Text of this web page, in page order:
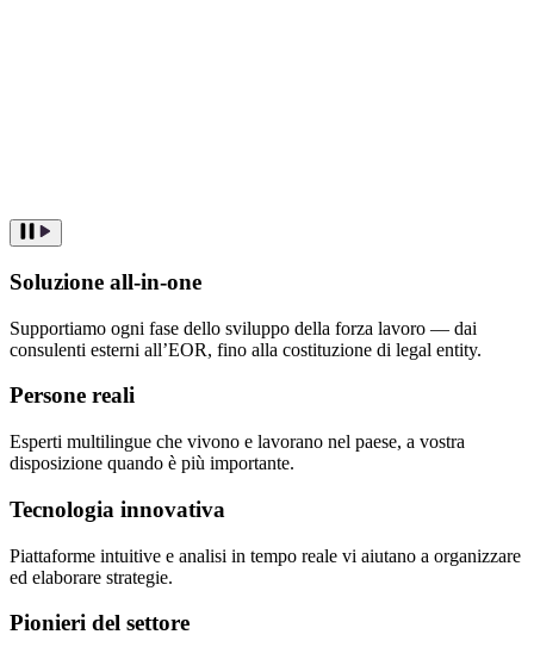
Soluzione all-in-one
Supportiamo ogni fase dello sviluppo della forza lavoro — dai
consulenti esterni all’EOR, fino alla costituzione di legal entity.
Persone reali
Esperti multilingue che vivono e lavorano nel paese, a vostra
disposizione quando è più importante.
Tecnologia innovativa
Piattaforme intuitive e analisi in tempo reale vi aiutano a organizzare
ed elaborare strategie.
Pionieri del settore